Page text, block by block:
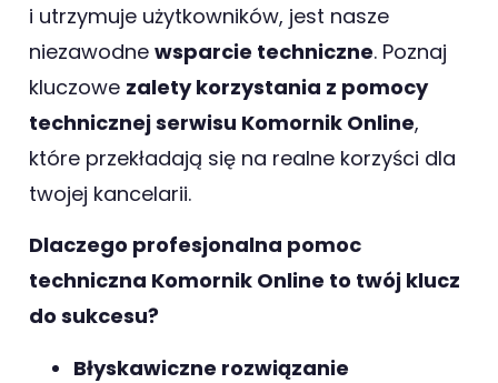
i utrzymuje użytkowników, jest nasze
niezawodne wsparcie techniczne. Poznaj
kluczowe zalety korzystania z pomocy
technicznej serwisu Komornik Online,
które przekładają się na realne korzyści dla
twojej kancelarii.
Dlaczego profesjonalna pomoc
techniczna Komornik Online to twój klucz
do sukcesu?
Błyskawiczne rozwiązanie